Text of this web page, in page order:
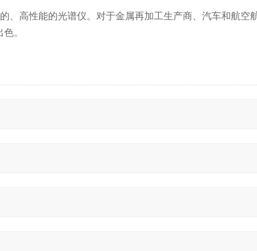
、高性能的光谱仪。对于金属再加工生产商、汽车和航空
。